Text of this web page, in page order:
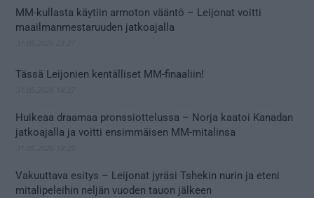
MM-kullasta käytiin armoton vääntö – Leijonat voitti
maailmanmestaruuden jatkoajalla
Tässä Leijonien kentälliset MM-finaaliin!
Huikeaa draamaa pronssiottelussa – Norja kaatoi Kanadan
jatkoajalla ja voitti ensimmäisen MM-mitalinsa
Vakuuttava esitys – Leijonat jyräsi Tshekin nurin ja eteni
mitalipeleihin neljän vuoden tauon jälkeen